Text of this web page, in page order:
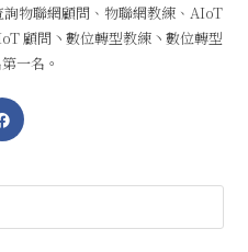
物聯網顧問、物聯網教練、AIoT
顧問丶數位轉型教練丶數位轉型
一名。